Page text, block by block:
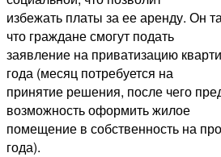
избежать платы за ее аренду. Он
что граждане смогут подать
заявление на приватизацию
года (месяц потребуется на
принятие решения, после чего
возможность оформить жилое
помещение в собственность на
года).